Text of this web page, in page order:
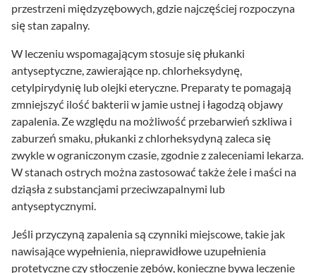
przestrzeni międzyzębowych, gdzie najczęściej rozpoczyna
się stan zapalny.
W leczeniu wspomagającym stosuje się płukanki
antyseptyczne, zawierające np. chlorheksydynę,
cetylpirydynię lub olejki eteryczne. Preparaty te pomagają
zmniejszyć ilość bakterii w jamie ustnej i łagodzą objawy
zapalenia. Ze względu na możliwość przebarwień szkliwa i
zaburzeń smaku, płukanki z chlorheksydyną zaleca się
zwykle w ograniczonym czasie, zgodnie z zaleceniami lekarza.
W stanach ostrych można zastosować także żele i maści na
dziąsła z substancjami przeciwzapalnymi lub
antyseptycznymi.
Jeśli przyczyną zapalenia są czynniki miejscowe, takie jak
nawisające wypełnienia, nieprawidłowe uzupełnienia
protetyczne czy stłoczenie zębów, konieczne bywa leczenie